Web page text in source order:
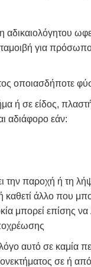
για
οποιασδήποτε
σε είδος,
αδιάφορο εάν:
την παροχή ή
άλλο που
επίσης να
αυτό σε
σε ή